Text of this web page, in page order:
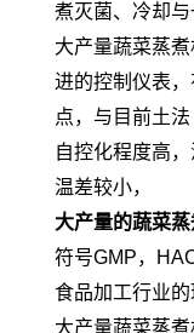
煮灭菌、冷却与
大产量蔬菜蒸
进的控制仪表
点，与目前土
自控化程度高
温差较小，
大产量的蔬菜
符号GMP，
食品加工行业的
大产量蔬菜蒸